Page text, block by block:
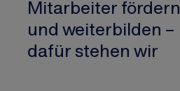
Mitarbeiter fördern
und weiterbilden –
dafür stehen wir